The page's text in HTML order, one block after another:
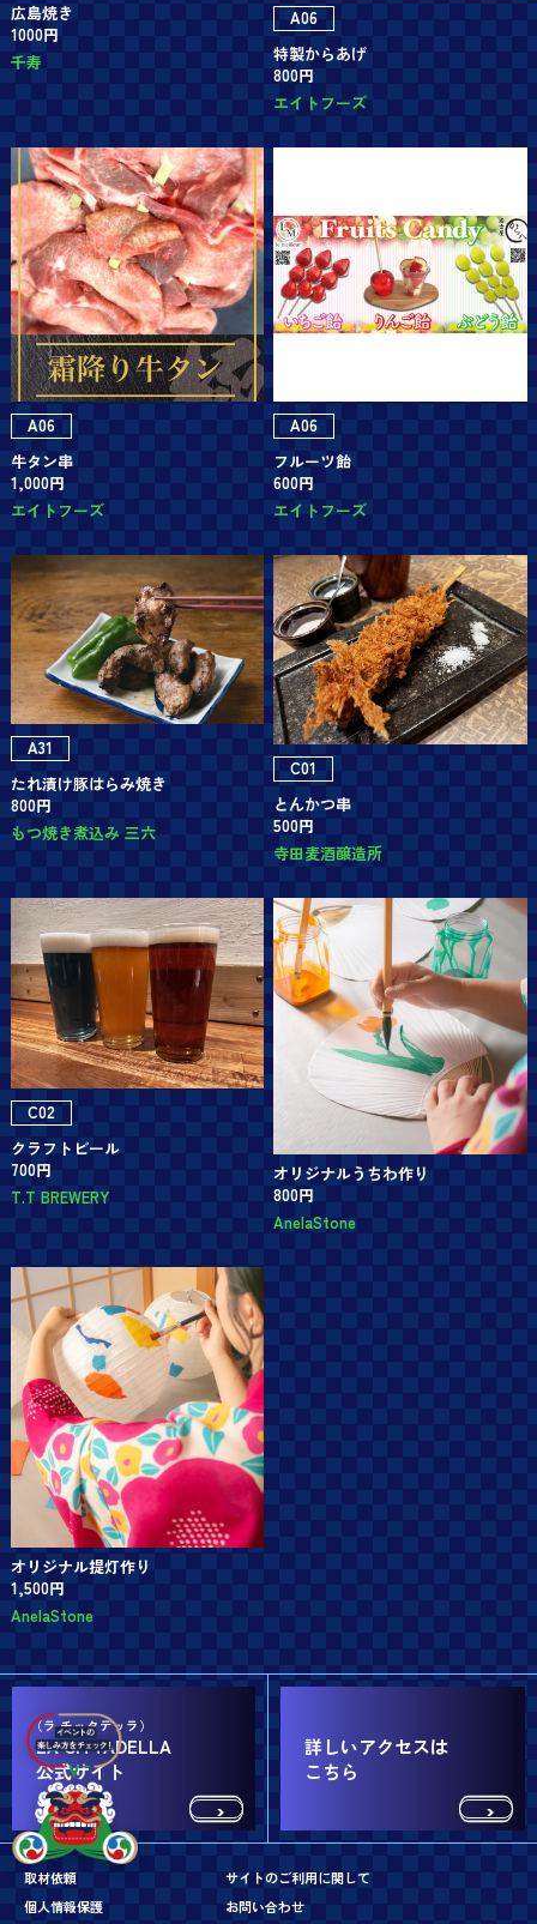
広島焼き
1000円
千寿
A06
特製からあげ
800円
エイトフーズ
A06
牛タン串
1,000円
エイトフーズ
A06
フルーツ飴
600円
エイトフーズ
A31
たれ漬け豚はらみ焼き
800円
もつ焼き煮込み 三六
C01
とんかつ串
500円
寺田麦酒醸造所
C02
クラフトビール
700円
T.T BREWERY
オリジナルうちわ作り
800円
AnelaStone
オリジナル提灯作り
1,500円
AnelaStone
LA CITTADELLA
公式サイト
詳しいアクセスは
こちら
取材依頼
サイトのご利用に関して
個人情報保護
お問い合わせ